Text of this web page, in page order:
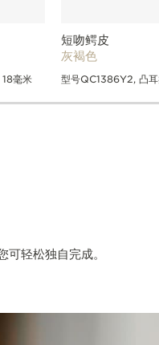
毫米
短吻鳄皮
灰褐色
型号QC1386Y2, 凸
轻松独自完成。